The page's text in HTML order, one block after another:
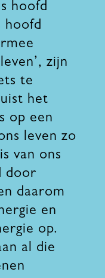
hoofd
hoofd
zijn
te
het
op een
leven zo
van ons
door
daarom
en
op.
al die